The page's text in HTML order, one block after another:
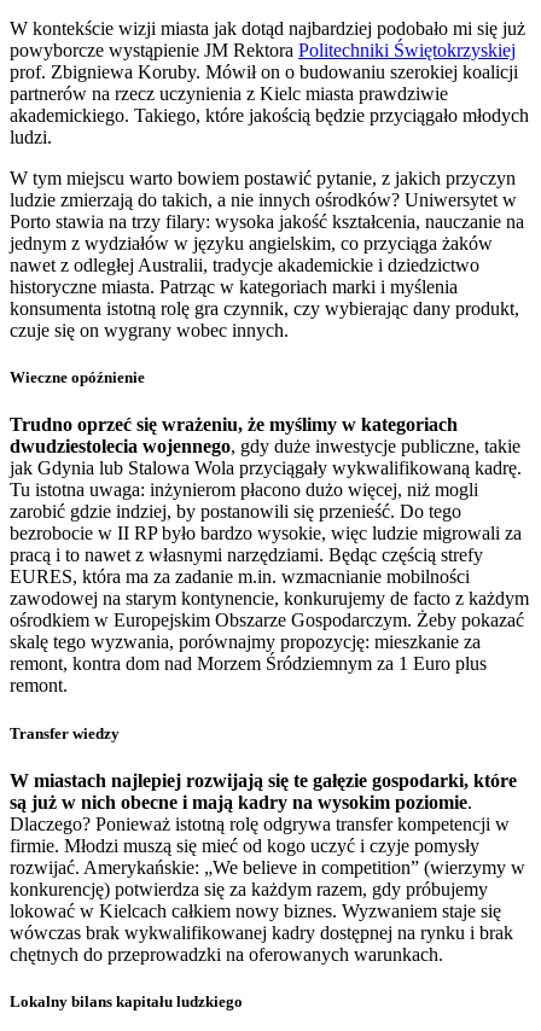
W kontekście wizji miasta jak dotąd najbardziej podobało mi się już
powyborcze wystąpienie JM Rektora Politechniki Świętokrzyskiej
prof. Zbigniewa Koruby. Mówił on o budowaniu szerokiej koalicji
partnerów na rzecz uczynienia z Kielc miasta prawdziwie
akademickiego. Takiego, które jakością będzie przyciągało młodych
ludzi.
W tym miejscu warto bowiem postawić pytanie, z jakich przyczyn
ludzie zmierzają do takich, a nie innych ośrodków? Uniwersytet w
Porto stawia na trzy filary: wysoka jakość kształcenia, nauczanie na
jednym z wydziałów w języku angielskim, co przyciąga żaków
nawet z odległej Australii, tradycje akademickie i dziedzictwo
historyczne miasta. Patrząc w kategoriach marki i myślenia
konsumenta istotną rolę gra czynnik, czy wybierając dany produkt,
czuje się on wygrany wobec innych.
Wieczne opóźnienie
Trudno oprzeć się wrażeniu, że myślimy w kategoriach
dwudziestolecia wojennego, gdy duże inwestycje publiczne, takie
jak Gdynia lub Stalowa Wola przyciągały wykwalifikowaną kadrę.
Tu istotna uwaga: inżynierom płacono dużo więcej, niż mogli
zarobić gdzie indziej, by postanowili się przenieść. Do tego
bezrobocie w II RP było bardzo wysokie, więc ludzie migrowali za
pracą i to nawet z własnymi narzędziami. Będąc częścią strefy
EURES, która ma za zadanie m.in. wzmacnianie mobilności
zawodowej na starym kontynencie, konkurujemy de facto z każdym
ośrodkiem w Europejskim Obszarze Gospodarczym. Żeby pokazać
skalę tego wyzwania, porównajmy propozycję: mieszkanie za
remont, kontra dom nad Morzem Śródziemnym za 1 Euro plus
remont.
Transfer wiedzy
W miastach najlepiej rozwijają się te gałęzie gospodarki, które
są już w nich obecne i mają kadry na wysokim poziomie.
Dlaczego? Ponieważ istotną rolę odgrywa transfer kompetencji w
firmie. Młodzi muszą się mieć od kogo uczyć i czyje pomysły
rozwijać. Amerykańskie: „We believe in competition” (wierzymy w
konkurencję) potwierdza się za każdym razem, gdy próbujemy
lokować w Kielcach całkiem nowy biznes. Wyzwaniem staje się
wówczas brak wykwalifikowanej kadry dostępnej na rynku i brak
chętnych do przeprowadzki na oferowanych warunkach.
Lokalny bilans kapitału ludzkiego